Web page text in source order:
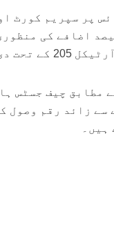
پر سپریم کورٹ
کورٹ کے ججز کی تنخواہوں اور اعلیٰ عدلیہ الاؤنس میں 10 فیصد
تحت دی۔
مطابق چیف جسٹس
ملاکر مجموعی طور پر 11 لاکھ روپے سے زائد